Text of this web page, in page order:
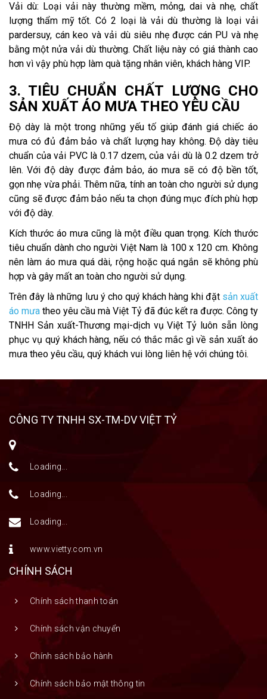
Vải dù: Loại vải này thường mềm, mỏng, dai và nhẹ, chất
lượng thẩm mỹ tốt. Có 2 loại là vải dù thường là loại vải
pardersuy, cán keo và vải dù siêu nhẹ được cán PU và nhẹ
bằng một nửa vải dù thường. Chất liệu này có giá thành cao
hơn vì vậy phù hợp làm quà tặng nhân viên, khách hàng VIP.
3. TIÊU CHUẨN CHẤT LƯỢNG CHO
SẢN XUẤT ÁO MƯA THEO YÊU CẦU
Độ dày là một trong những yếu tố giúp đánh giá chiếc áo
mưa có đủ đảm bảo và chất lượng hay không. Độ dày tiêu
chuẩn của vải PVC là 0.17 dzem, của vải dù là 0.2 dzem trở
lên. Với độ dày được đảm bảo, áo mưa sẽ có độ bền tốt,
gọn nhẹ vừa phải. Thêm nữa, tính an toàn cho người sử dụng
cũng sẽ được đảm bảo nếu ta chọn đúng mục đích phù hợp
với độ dày.
Kích thước áo mưa cũng là một điều quan trọng. Kích thước
tiêu chuẩn dành cho người Việt Nam là 100 x 120 cm. Không
nên làm áo mưa quá dài, rộng hoặc quá ngắn sẽ không phù
hợp và gây mất an toàn cho người sử dụng.
Trên đây là những lưu ý cho quý khách hàng khi đặt sản xuất
áo mưa theo yêu cầu mà Việt Tỷ đã đúc kết ra được. Công ty
TNHH Sản xuất-Thương mại-dịch vụ Việt Tỷ luôn sẵn lòng
phục vụ quý khách hàng, nếu có thắc mắc gì về sản xuất áo
mưa theo yêu cầu, quý khách vui lòng liên hệ với chúng tôi.
CÔNG TY TNHH SX-TM-DV VIỆT TỶ
Loading...
Loading...
Loading...
www.vietty.com.vn
CHÍNH SÁCH
Chính sách thanh toán
Chính sách vận chuyển
Chính sách bảo hành
Chính sách bảo mật thông tin